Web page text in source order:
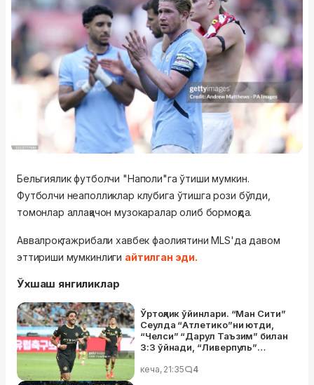
Бельгиялик футболчи "Наполи"га ўтиши мумкин.
Футболчи неаполликлар клубига ўтишга рози бўлди,
томонлар аллақачон музокаралар олиб бормоқда.
Аввалроқ тажрибали хавбек фаолиятини MLS'да давом
эттириши мумкинлиги айтилган эди.
Ўхшаш янгиликлар
Ўртоқлик ўйинлари. “Ман Сити”
Сеулда “Атлетико”ни ютди,
“Челси” “Дарул Таъзим” билан
3:3 ўйнади, “Ливерпуль”
берди
кеча, 21:35 4